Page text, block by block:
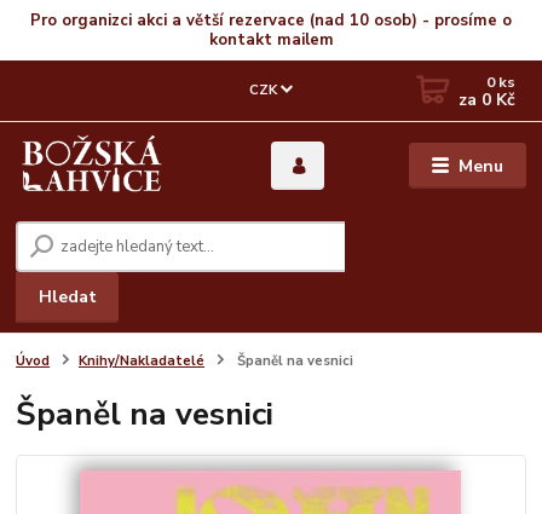
Pro organizci akci a větší rezervace (nad 10 osob) - prosíme o
kontakt mailem
Menu
CZK
Hledat
0ks
za 0 Kč
Úvod Knihy/Nakladatelé Španěl na vesnici
Španěl na vesnici